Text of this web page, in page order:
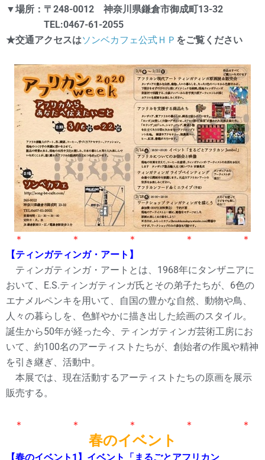
▼場所：〒248-0012 神奈川県鎌倉市御成町13-32
TEL:0467-61-2055
★交通アクセスはソンベカフェ公式ＨＰ をご覧ください
＊ ＊ ＊ ＊ ＊
【ティンガティンガ・アート】
ティンガティンガ・アートとは、1968年にタンザニアに
おいて、E.S.ティンガティンガ氏とその弟子たちが、6色の
エナメルペンキを用いて、自国の豊かな自然、動物や鳥、
人々の暮らしを、色鮮やかに描き出した絵画のスタイル。
誕生から50年が経った今、ティンガティンガ芸術工房にお
いて、約100名のアーティストたちが、創始者の作風や精神
を引き継ぎ、活動中。
本展では、現在活動するアーティストたちの原画を展示
販売する。
＊ ＊ ＊ ＊ ＊
春のイベント
【春のイベント1】イベント「まるごとアフリカン